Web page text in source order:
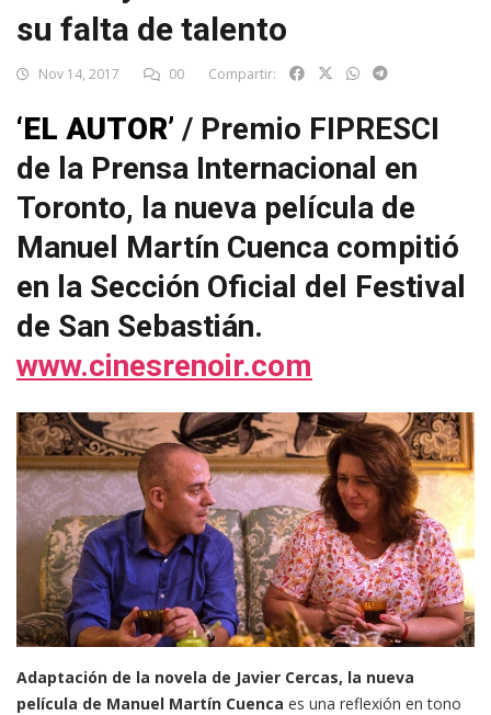
su falta de talento
Nov 14, 2017 00 Compartir:
‘EL AUTOR’ / Premio FIPRESCI
de la Prensa Internacional en
Toronto, la nueva película de
Manuel Martín Cuenca compitió
en la Sección Oficial del Festival
de San Sebastián.
www.cinesrenoir.com
Adaptación de la novela de Javier Cercas, la nueva
película de Manuel Martín Cuenca es una reflexión en tono